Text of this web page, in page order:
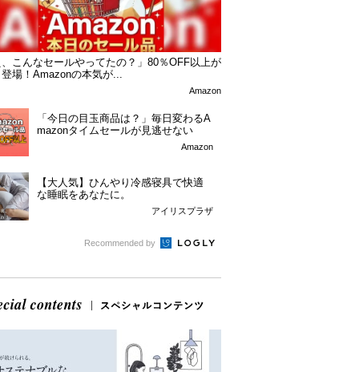
こんなセールやってたの？」80％OFF以上が
場！Amazonの本気が...
Amazon
「今日の目玉商品は？」毎日変わるA
mazonタイムセールが見逃せない
Amazon
【大人気】ひんやり冷感寝具で快適
な睡眠をあなたに。
アイリスプラザ
Recommended by